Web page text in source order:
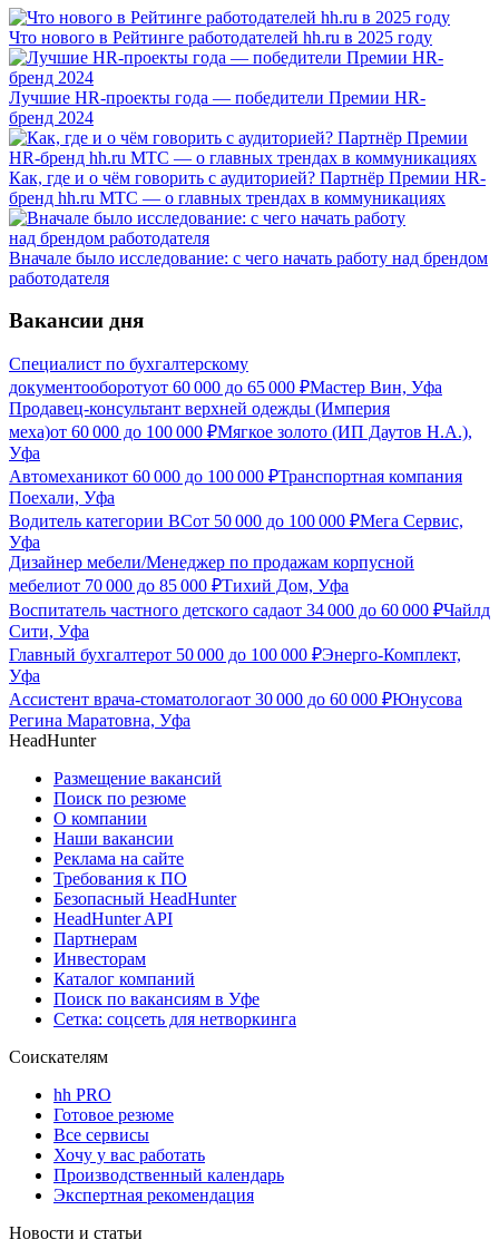
Что нового в Рейтинге работодателей hh.ru в 2025 году
Лучшие HR-проекты года — победители Премии HR-
бренд 2024
Как, где и о чём говорить с аудиторией? Партнёр Премии HR-
бренд hh.ru МТС — о главных трендах в коммуникациях
Вначале было исследование: с чего начать работу над брендом
работодателя
Вакансии дня
Специалист по бухгалтерскому
документооборотуот 60 000 до 65 000 ₽Мастер Вин, Уфа
Продавец-консультант верхней одежды (Империя
меха)от 60 000 до 100 000 ₽Мягкое золото (ИП Даутов Н.А.),
Уфа
Автомеханикот 60 000 до 100 000 ₽Транспортная компания
Поехали, Уфа
Водитель категории ВСот 50 000 до 100 000 ₽Мега Сервис,
Уфа
Дизайнер мебели/Менеджер по продажам корпусной
мебелиот 70 000 до 85 000 ₽Тихий Дом, Уфа
Воспитатель частного детского садаот 34 000 до 60 000 ₽Чайлд
Сити, Уфа
Главный бухгалтерот 50 000 до 100 000 ₽Энерго-Комплект,
Уфа
Ассистент врача-стоматологаот 30 000 до 60 000 ₽Юнусова
Регина Маратовна, Уфа
HeadHunter
Размещение вакансий
Поиск по резюме
О компании
Наши вакансии
Реклама на сайте
Требования к ПО
Безопасный HeadHunter
HeadHunter API
Партнерам
Инвесторам
Каталог компаний
Поиск по вакансиям в Уфе
Сетка: соцсеть для нетворкинга
Соискателям
hh PRO
Готовое резюме
Все сервисы
Хочу у вас работать
Производственный календарь
Экспертная рекомендация
Новости и статьи